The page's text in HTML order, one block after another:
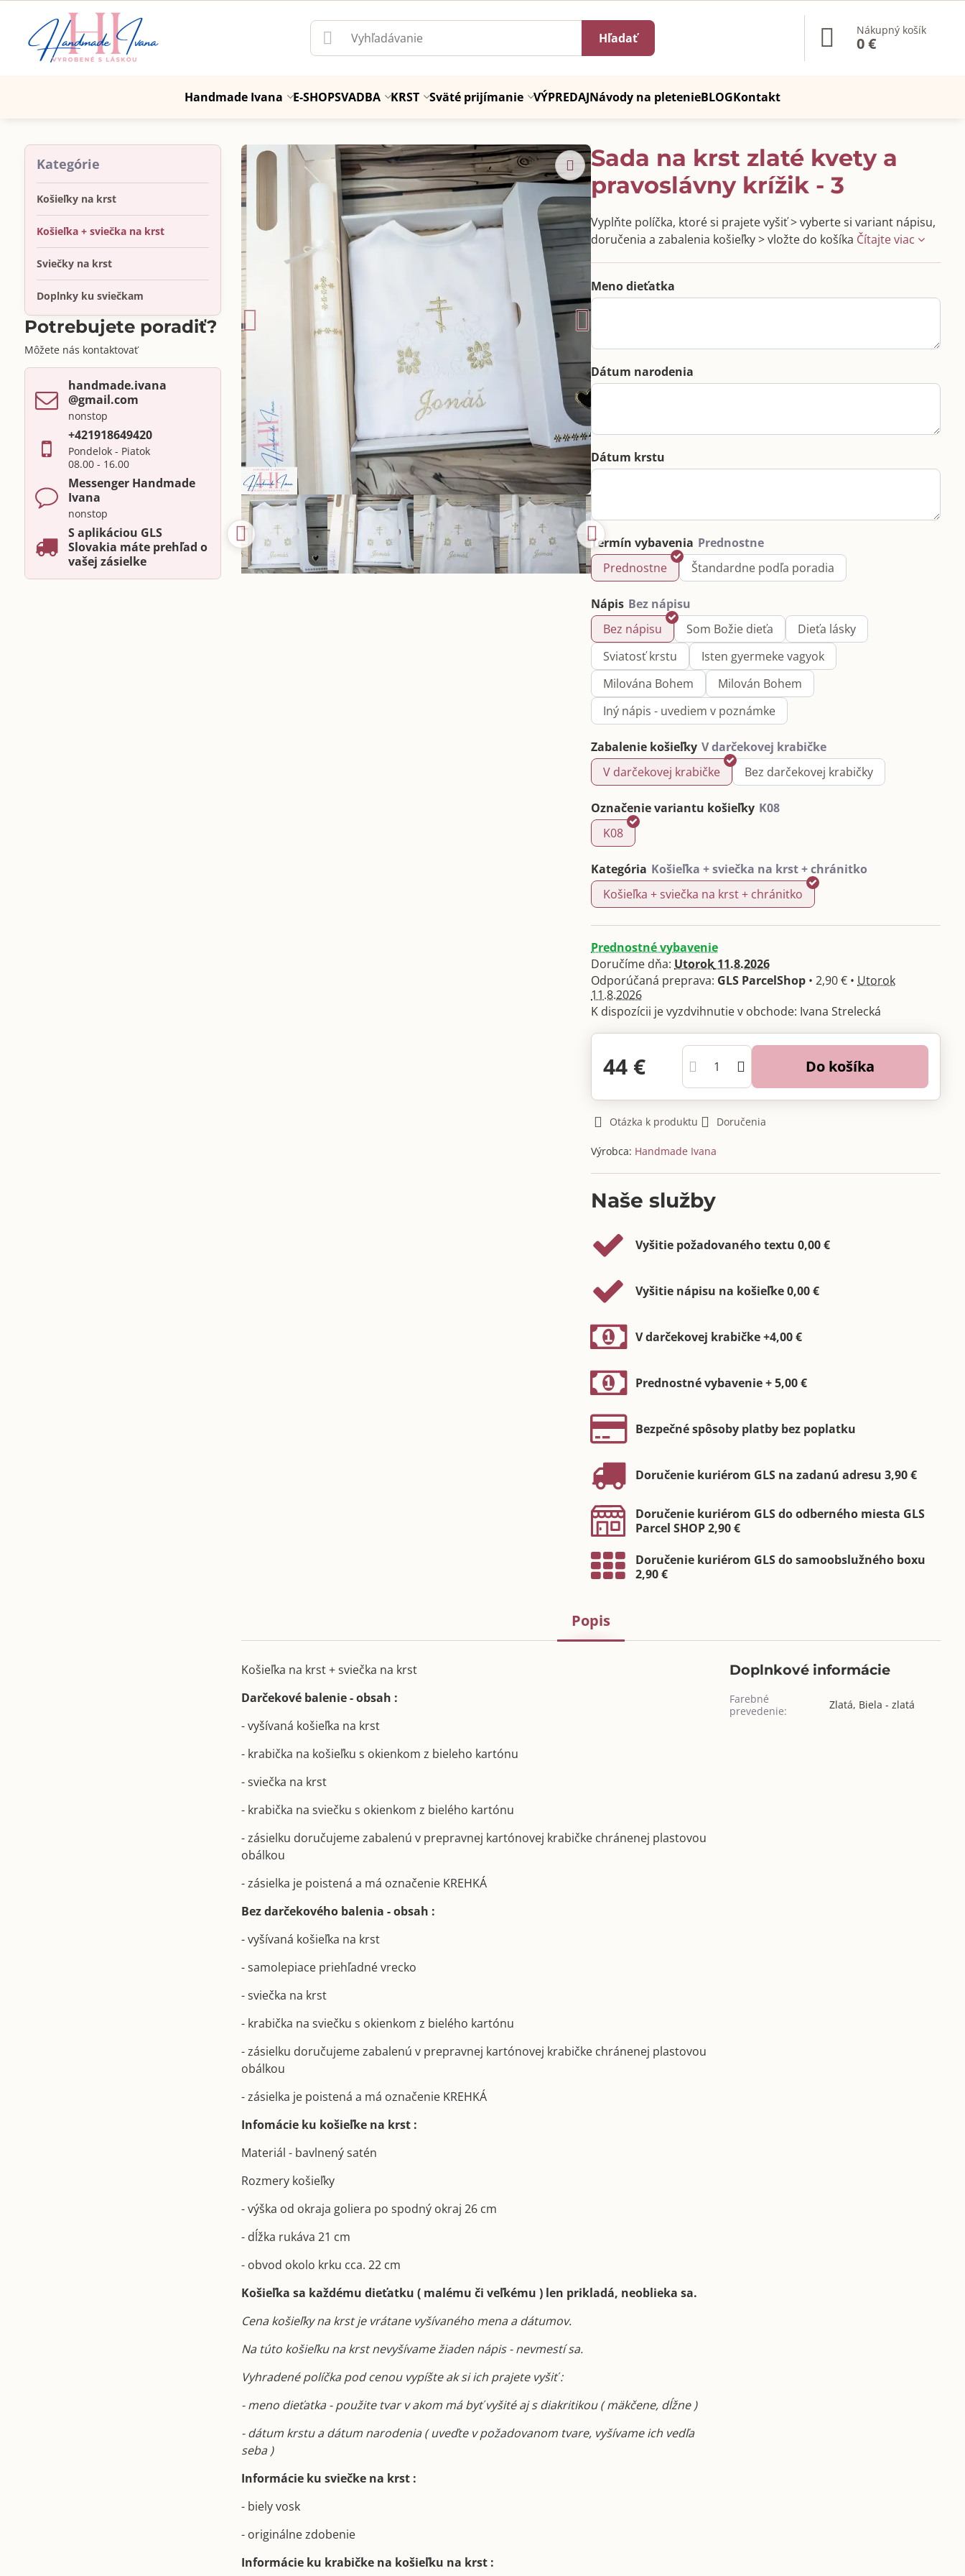
Hľadať
Nákupný košík
0 €
Handmade Ivana E-SHOPSVADBA KRST Sväté prijímanie VÝPREDAJNávody na pletenieBLOGKontakt
Sada na krst zlaté kvety a
pravoslávny krížik - 3
Vyplňte políčka, ktoré si prajete vyšiť > vyberte si variant nápisu,
doručenia a zabalenia košieľky > vložte do košíka Čítajte viac
Meno dieťatka
Dátum narodenia
Dátum krstu
Termín vybavenia
Prednostne
Štandardne podľa poradia
Nápis
Bez nápisu
Som Božie dieťa
Dieťa lásky
Sviatosť krstu
Isten gyermeke vagyok
Milována Bohem
Milován Bohem
Iný nápis - uvediem v poznámke
Zabalenie košieľky
V darčekovej krabičke
Bez darčekovej krabičky
Označenie variantu košieľky
K08
Kategória
Košieľka + sviečka na krst + chránitko
Prednostné vybavenie
Doručíme dňa: Utorok 11.8.2026
GLS ParcelShop •2,90 € • Utorok
11.8.2026
Ivana Strelecká
44 € Do košíka
Otázka k produktu Doručenia
Výrobca: Handmade Ivana
Naše služby
Vyšitie požadovaného textu 0,00 €
Vyšitie nápisu na košieľke 0,00 €
V darčekovej krabičke +4,00 €
Prednostné vybavenie + 5,00 €
Bezpečné spôsoby platby bez poplatku
Doručenie kuriérom GLS na zadanú adresu 3,90 €
Doručenie kuriérom GLS do odberného miesta GLS
Parcel SHOP 2,90 €
Doručenie kuriérom GLS do samoobslužného boxu
2,90 €
Popis
Košieľka na krst + sviečka na krst
Darčekové balenie - obsah :
- vyšívaná košieľka na krst
- krabička na košieľku s okienkom z bieleho kartónu
- sviečka na krst
- krabička na sviečku s okienkom z bielého kartónu
- zásielku doručujeme zabalenú v prepravnej kartónovej krabičke chránenej plastovou
obálkou
- zásielka je poistená a má označenie KREHKÁ
Bez darčekového balenia - obsah :
- vyšívaná košieľka na krst
- samolepiace priehľadné vrecko
- sviečka na krst
- krabička na sviečku s okienkom z bielého kartónu
- zásielku doručujeme zabalenú v prepravnej kartónovej krabičke chránenej plastovou
obálkou
- zásielka je poistená a má označenie KREHKÁ
Infomácie ku košieľke na krst :
Materiál - bavlnený satén
Rozmery košieľky
- výška od okraja goliera po spodný okraj 26 cm
- dĺžka rukáva 21 cm
- obvod okolo krku cca. 22 cm
Košieľka sa každému dieťatku ( malému či veľkému ) len prikladá, neoblieka sa.
Cena košieľky na krst je vrátane vyšívaného mena a dátumov.
Na túto košieľku na krst nevyšívame žiaden nápis - nevmestí sa.
Vyhradené políčka pod cenou vypíšte ak si ich prajete vyšiť :
- meno dieťatka - použite tvar v akom má byť vyšité aj s diakritikou ( mäkčene, dĺžne )
- dátum krstu a dátum narodenia ( uveďte v požadovanom tvare, vyšívame ich vedľa
seba )
Informácie ku sviečke na krst :
- biely vosk
- originálne zdobenie
Informácie ku krabičke na košieľku na krst :
Doplnkové informácie
Farebné
prevedenie:
Zlatá, Biela - zlatá
Kategórie
Košieľky na krst
Košieľka + sviečka na krst
Sviečky na krst
Doplnky ku sviečkam
Potrebujete poradiť?
Môžete nás kontaktovať
handmade​.ivana ​
@gmail​.com
nonstop
+421918649420
Pondelok - Piatok
08.00 - 16.00
Messenger Handmade
Ivana
nonstop
S aplikáciou GLS
Slovakia máte prehľad o
vašej zásielke